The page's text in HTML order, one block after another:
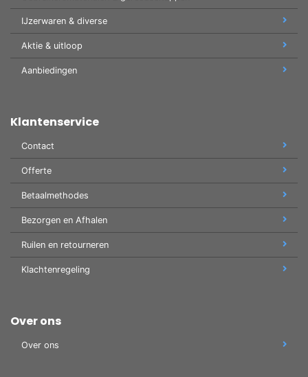
IJzerwaren & diverse
Aktie & uitloop
Aanbiedingen
Klantenservice
Contact
Offerte
Betaalmethodes
Bezorgen en Afhalen
Ruilen en retourneren
Klachtenregeling
Over ons
Over ons